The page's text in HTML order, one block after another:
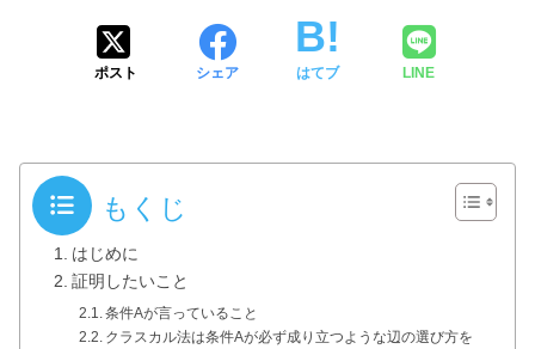
ポスト シェア はてブ LINE
もくじ
はじめに
証明したいこと
条件Aが言っていること
クラスカル法は条件Aが必ず成り立つような辺の選び方を